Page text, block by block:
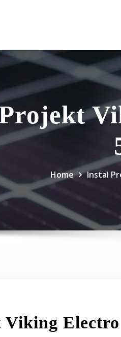
Home Instal
Electro